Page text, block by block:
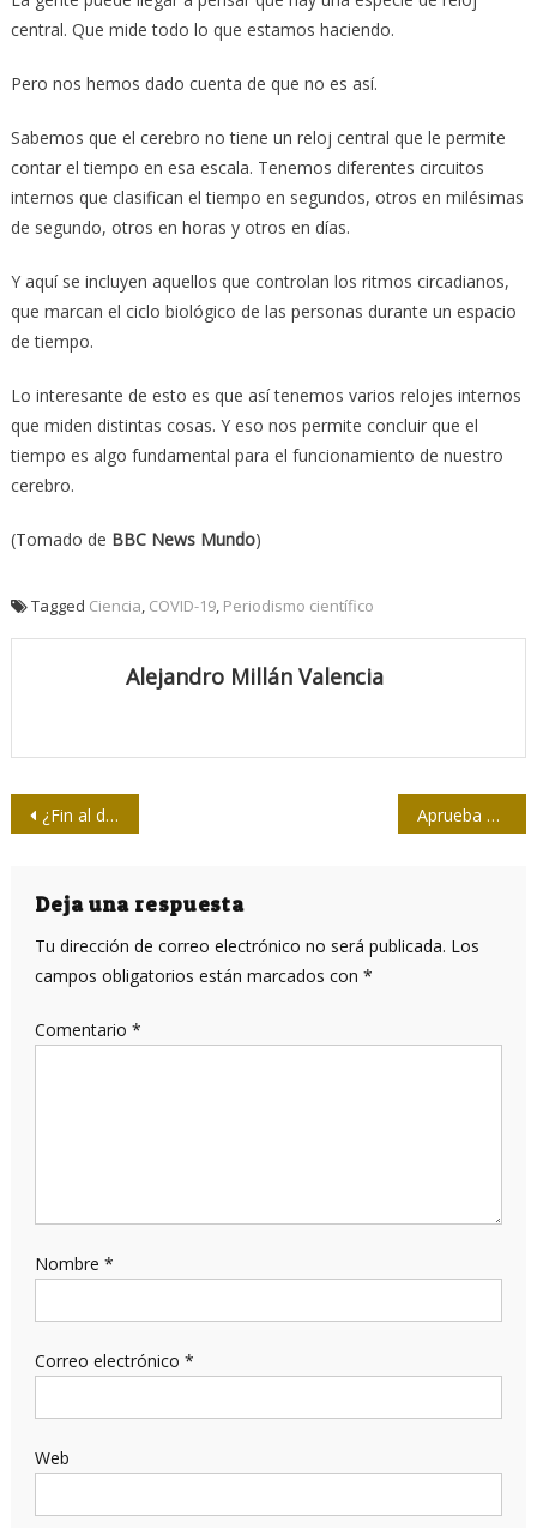
central. Que mide todo lo que estamos haciendo.
Pero nos hemos dado cuenta de que no es así.
Sabemos que el cerebro no tiene un reloj central que le permite
contar el tiempo en esa escala. Tenemos diferentes circuitos
internos que clasifican el tiempo en segundos, otros en milésimas
de segundo, otros en horas y otros en días.
Y aquí se incluyen aquellos que controlan los ritmos circadianos,
que marcan el ciclo biológico de las personas durante un espacio
de tiempo.
Lo interesante de esto es que así tenemos varios relojes internos
que miden distintas cosas. Y eso nos permite concluir que el
tiempo es algo fundamental para el funcionamiento de nuestro
cerebro.
(Tomado de BBC News Mundo)
Tagged Ciencia, COVID-19, Periodismo científico
Alejandro Millán Valencia
Navegación
entradas
¿Fin al dominio de la OEA sobre América Latina? Aprueba Vietnam uso de vacuna cubana Abdala
Deja una respuesta
Tu dirección de correo electrónico no será publicada. Los
campos obligatorios están marcados con *
Comentario *
Nombre *
Correo electrónico *
Web